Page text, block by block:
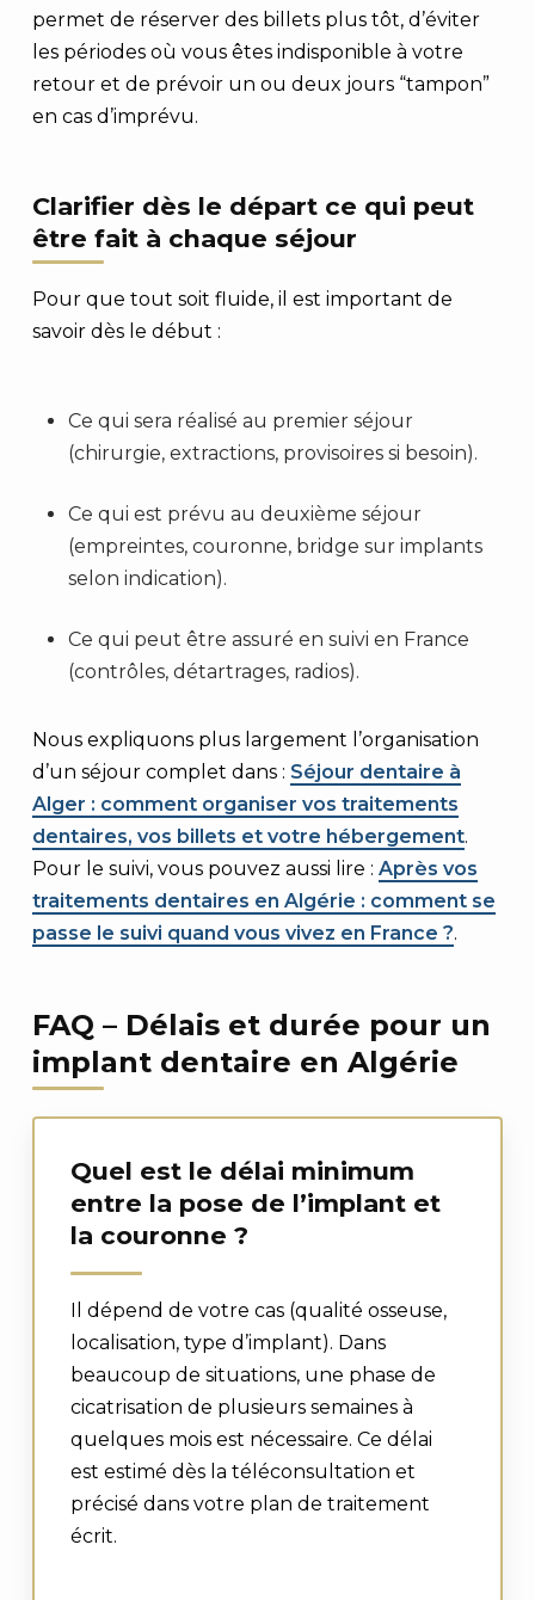
permet de réserver des billets plus tôt, d’éviter
les périodes où vous êtes indisponible à votre
retour et de prévoir un ou deux jours “tampon”
en cas d’imprévu.
Clarifier dès le départ ce qui peut
être fait à chaque séjour
Pour que tout soit fluide, il est important de
savoir dès le début :
Ce qui sera réalisé au premier séjour
(chirurgie, extractions, provisoires si besoin).
Ce qui est prévu au deuxième séjour
(empreintes, couronne, bridge sur implants
selon indication).
Ce qui peut être assuré en suivi en France
(contrôles, détartrages, radios).
Nous expliquons plus largement l’organisation
d’un séjour complet dans : Séjour dentaire à
Alger : comment organiser vos traitements
dentaires, vos billets et votre hébergement.
Pour le suivi, vous pouvez aussi lire : Après vos
traitements dentaires en Algérie : comment se
passe le suivi quand vous vivez en France ?.
FAQ – Délais et durée pour un
implant dentaire en Algérie
Quel est le délai minimum
entre la pose de l’implant et
la couronne ?
Il dépend de votre cas (qualité osseuse,
localisation, type d’implant). Dans
beaucoup de situations, une phase de
cicatrisation de plusieurs semaines à
quelques mois est nécessaire. Ce délai
est estimé dès la téléconsultation et
précisé dans votre plan de traitement
écrit.